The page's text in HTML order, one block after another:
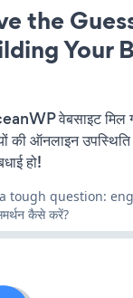
the
Your
वेबसाइट
की ऑनलाइन उपस्थिति
हो!
a tough question:
कैसे करें?